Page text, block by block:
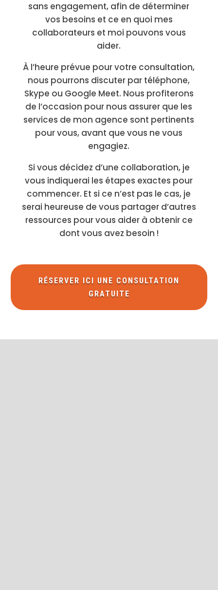
sans engagement, afin de déterminer
vos besoins et ce en quoi mes
collaborateurs et moi pouvons vous
aider.
À l’heure prévue pour votre consultation,
nous pourrons discuter par téléphone,
Skype ou Google Meet. Nous profiterons
de l’occasion pour nous assurer que les
services de mon agence sont pertinents
pour vous, avant que vous ne vous
engagiez.
Si vous décidez d’une collaboration, je
vous indiquerai les étapes exactes pour
commencer. Et si ce n’est pas le cas, je
serai heureuse de vous partager d’autres
ressources pour vous aider à obtenir ce
dont vous avez besoin !
RÉSERVER ICI UNE CONSULTATION
GRATUITE